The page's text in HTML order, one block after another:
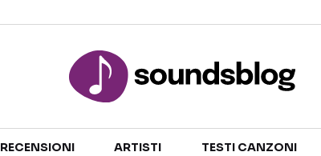
RECENSIONI ARTISTI TESTI CANZONI